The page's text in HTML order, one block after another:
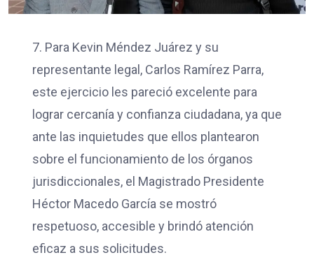
7. Para Kevin Méndez Juárez y su
representante legal, Carlos Ramírez Parra,
este ejercicio les pareció excelente para
lograr cercanía y confianza ciudadana, ya que
ante las inquietudes que ellos plantearon
sobre el funcionamiento de los órganos
jurisdiccionales, el Magistrado Presidente
Héctor Macedo García se mostró
respetuoso, accesible y brindó atención
eficaz a sus solicitudes.